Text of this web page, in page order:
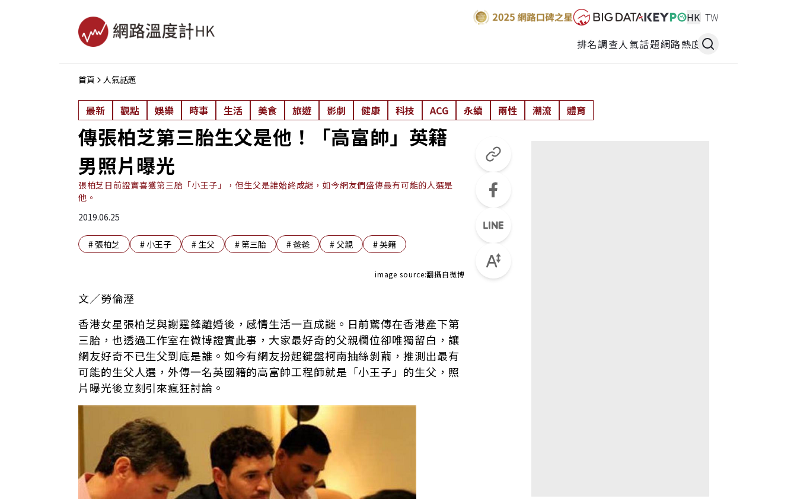
HK TW
排名調查人氣話題網路熱度
首頁 人氣話題
最新 觀點 娛樂 時事 生活 美食 旅遊 影劇 健康 科技 ACG 永續 兩性 潮流 體育
傳張柏芝第三胎生父是他！「高富帥」英籍
男照片曝光
張柏芝日前證實喜獲第三胎「小王子」，但生父是誰始終成謎，如今網友們盛傳最有可能的人選是
他。
2019.06.25
#張柏芝 # 小王子 # 生父 # 第三胎 #爸爸 # 父親 #英籍
image source:翻攝自微博
文／勞倫溼
香港女星張柏芝與謝霆鋒離婚後，感情生活一直成謎。日前驚傳在香港產下第
三胎，也透過工作室在微博證實此事，大家最好奇的父親欄位卻唯獨留白，讓
網友好奇不已生父到底是誰。如今有網友扮起鍵盤柯南抽絲剝繭，推測出最有
可能的生父人選，外傳一名英國籍的高富帥工程師就是「小王子」的生父，照
片曝光後立刻引來瘋狂討論。